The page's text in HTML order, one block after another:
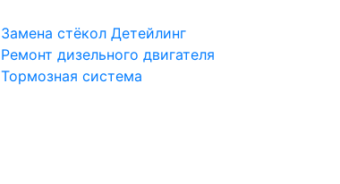
Замена стёкол Детейлинг
Ремонт дизельного двигателя
Тормозная система